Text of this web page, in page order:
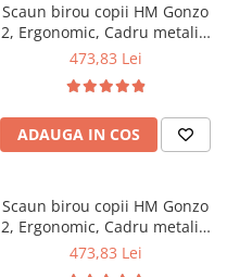
Scaun birou copii HM Gonzo
2, Ergonomic, Cadru metalic,
Tapitat cu piele ecologica,
brate, 90 Kg, Alb
473,83 Lei
ADAUGA IN COS
Scaun birou copii HM Gonzo
2, Ergonomic, Cadru metalic,
Tapitat cu piele ecologica,
473,83 Lei